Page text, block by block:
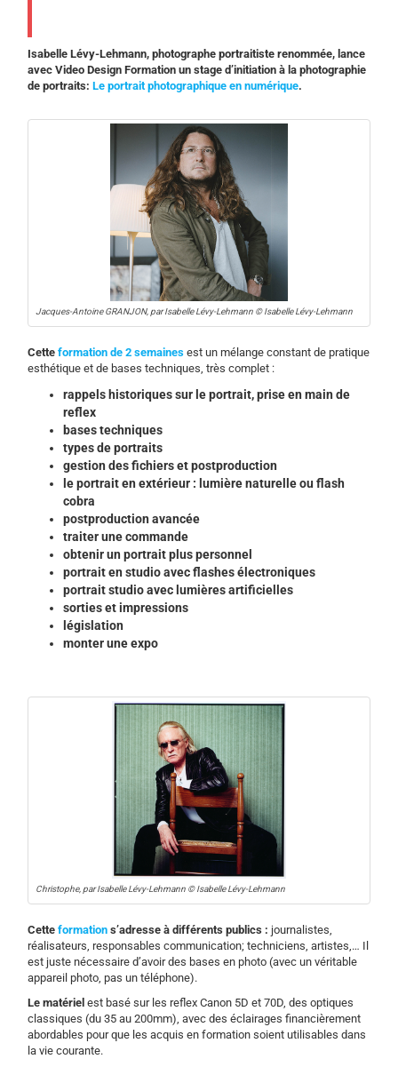
Isabelle Lévy-Lehmann, photographe portraitiste renommée, lance
avec Video Design Formation un stage d’initiation à la photographie
de portraits:Le portrait photographique en numérique.
Jacques-Antoine GRANJON, par Isabelle Lévy-Lehmann © Isabelle Lévy-Lehmann
Cetteformation de 2 semaines est un mélange constant de pratique
esthétique et de bases techniques, très complet :
rappels historiques sur le portrait, prise en main de
reflex
bases techniques
types de portraits
gestion des fichiers et postproduction
le portrait en extérieur : lumière naturelle ou flash
cobra
postproduction avancée
traiter une commande
obtenir un portrait plus personnel
portrait en studio avec flashes électroniques
portrait studio avec lumières artificielles
sorties et impressions
législation
monter une expo
Christophe, par Isabelle Lévy-Lehmann © Isabelle Lévy-Lehmann
Cetteformation s’adresse à différents publics : journalistes,
réalisateurs, responsables communication; techniciens, artistes,… Il
est juste nécessaire d’avoir des bases en photo (avec un véritable
appareil photo, pas un téléphone).
Le matériel est basé sur les reflex Canon 5D et 70D, des optiques
classiques (du 35 au 200mm), avec des éclairages financièrement
abordables pour que les acquis en formation soient utilisables dans
la vie courante.